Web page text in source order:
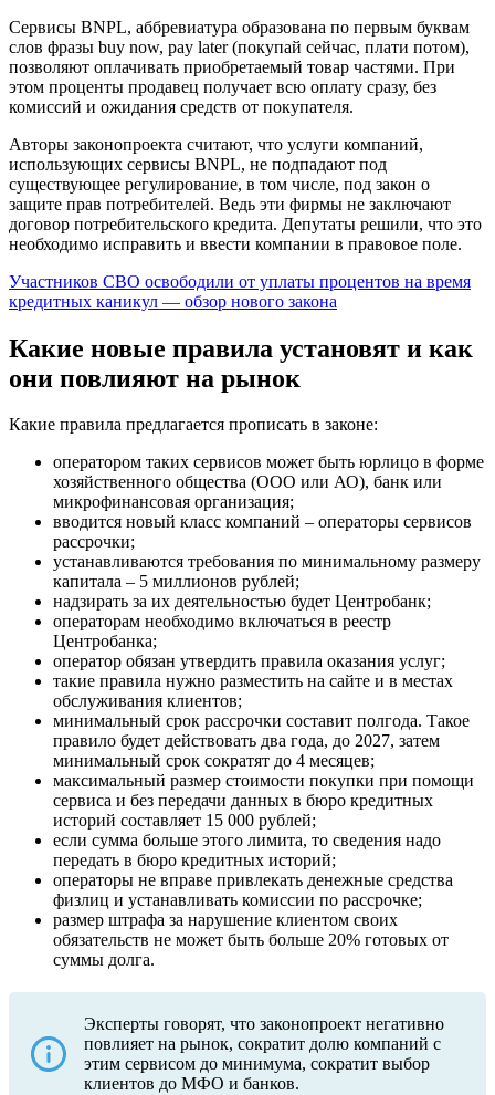
Сервисы BNPL, аббревиатура образована по первым буквам
слов фразы buy now, pay later (покупай сейчас, плати потом),
позволяют оплачивать приобретаемый товар частями. При
этом проценты продавец получает всю оплату сразу, без
комиссий и ожидания средств от покупателя.
Авторы законопроекта считают, что услуги компаний,
использующих сервисы BNPL, не подпадают под
существующее регулирование, в том числе, под закон о
защите прав потребителей. Ведь эти фирмы не заключают
договор потребительского кредита. Депутаты решили, что это
необходимо исправить и ввести компании в правовое поле.
Участников СВО освободили от уплаты процентов на время
кредитных каникул — обзор нового закона
Какие новые правила установят и как
они повлияют на рынок
Какие правила предлагается прописать в законе:
оператором таких сервисов может быть юрлицо в форме
хозяйственного общества (ООО или АО), банк или
микрофинансовая организация;
вводится новый класс компаний – операторы сервисов
рассрочки;
устанавливаются требования по минимальному размеру
капитала – 5 миллионов рублей;
надзирать за их деятельностью будет Центробанк;
операторам необходимо включаться в реестр
Центробанка;
оператор обязан утвердить правила оказания услуг;
такие правила нужно разместить на сайте и в местах
обслуживания клиентов;
минимальный срок рассрочки составит полгода. Такое
правило будет действовать два года, до 2027, затем
минимальный срок сократят до 4 месяцев;
максимальный размер стоимости покупки при помощи
сервиса и без передачи данных в бюро кредитных
историй составляет 15 000 рублей;
если сумма больше этого лимита, то сведения надо
передать в бюро кредитных историй;
операторы не вправе привлекать денежные средства
физлиц и устанавливать комиссии по рассрочке;
размер штрафа за нарушение клиентом своих
обязательств не может быть больше 20% готовых от
суммы долга.
Эксперты говорят, что законопроект негативно
повлияет на рынок, сократит долю компаний с
этим сервисом до минимума, сократит выбор
клиентов до МФО и банков.